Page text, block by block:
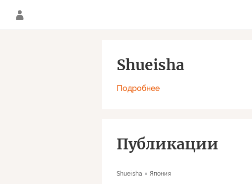
Shueisha
Подробнее
Публикации
Shueisha Япония